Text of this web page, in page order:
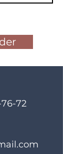
76-72